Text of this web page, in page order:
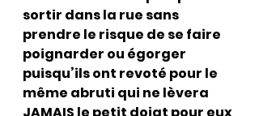
sortir dans la rue sans
prendre le risque de se faire
poignarder ou égorger
puisqu’ils ont revoté pour le
même abruti qui ne lèvera